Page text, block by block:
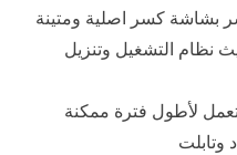
بشاشة كسر اصلية ومتينة
نظام التشغيل وتنزيل
تعمل لأطول فترة ممكنة
وتابلت